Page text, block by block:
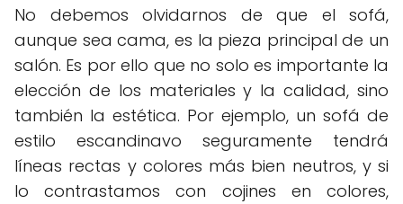
No debemos olvidarnos de que el sofá,
aunque sea cama, es la pieza principal de un
salón. Es por ello que no solo es importante la
elección de los materiales y la calidad, sino
también la estética. Por ejemplo, un sofá de
estilo escandinavo seguramente tendrá
líneas rectas y colores más bien neutros, y si
lo contrastamos con cojines en colores,